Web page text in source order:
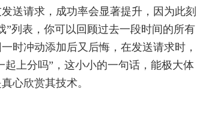
送请求，成功率会显著提升，因为此刻
列表，你可以回顾过去一段时间的所有
时冲动添加后又后悔，在发送请求时，
上分吗”，这小小的一句话，能极大体
心欣赏其技术。